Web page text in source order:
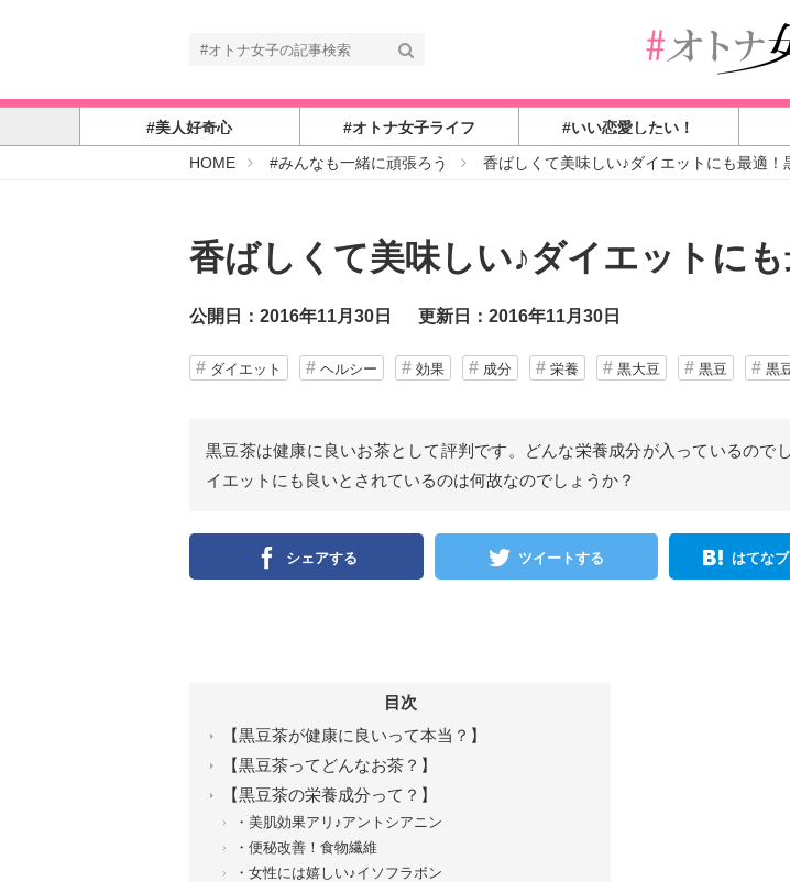
#美人好奇心 #オトナ女子ライフ #いい恋愛したい！
HOME#
#みんなも一緒に頑張ろう 香ばしくて美味しい♪ダイエットにも最適！
香ばしくて美味しい♪ダイエットに
公開日：2016年11月30日 更新日：2016年11月30日
ダイエット ヘルシー 効果 成分 栄養 黒大豆 黒豆 黒
黒豆茶は健康に良いお茶として評判です。どんな栄養成分が入っているので
イエットにも良いとされているのは何故なのでしょうか？
シェアする ツイートする はてな
目次
【黒豆茶が健康に良いって本当？】
【黒豆茶ってどんなお茶？】
【黒豆茶の栄養成分って？】
・美肌効果アリ♪アントシアニン
・便秘改善！食物繊維
・女性には嬉しい♪イソフラボン